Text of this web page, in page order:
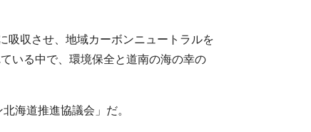
吸収させ、地域カーボンニュートラルを
いる中で、環境保全と道南の海の幸の
海道推進協議会」だ。